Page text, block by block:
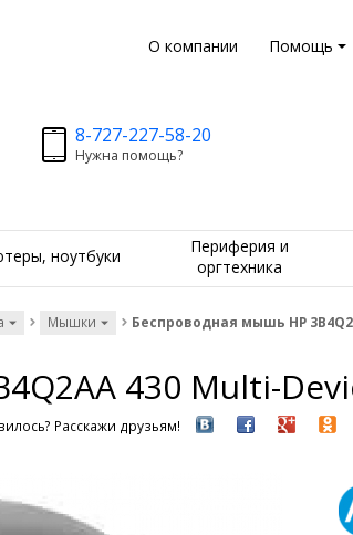
О компании Помощь
8-727-227-58-20
Нужна помощь?
ноутбуки
Периферия и
оргтехника
Мышки Беспроводная мышь HP
430 Multi-
Расскажи друзьям!